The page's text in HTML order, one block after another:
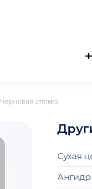
Черновая стяжка
Cухая